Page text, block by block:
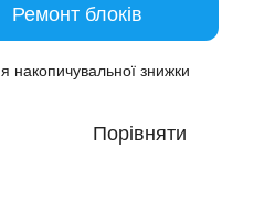
Ремонт блоків
накопичувальної знижки
Порівняти